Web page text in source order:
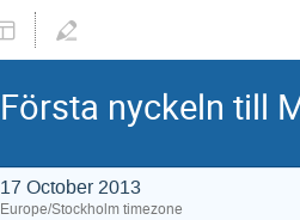
Första nyckeln till
17 October 2013
Europe/Stockholm timezone